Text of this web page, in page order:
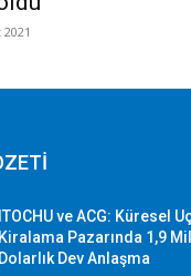
ITOCHU ve ACG: Küresel
Kiralama Pazarında 1,9
Dolarlık Dev Anlaşma